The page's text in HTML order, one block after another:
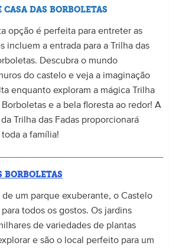
DAS BORBOLETAS
opção é perfeita para entreter as
incluem a entrada para a Trilha das
Descubra o mundo
do castelo e veja a imaginação
enquanto exploram a mágica Trilha
Borboletas e a bela floresta ao redor! A
Trilha das Fadas proporcionará
a família!
BORBOLETAS
um parque exuberante, o Castelo
todos os gostos. Os jardins
de variedades de plantas
e são o local perfeito para um